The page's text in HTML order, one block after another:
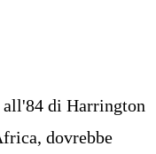
di Harrington
dovrebbe